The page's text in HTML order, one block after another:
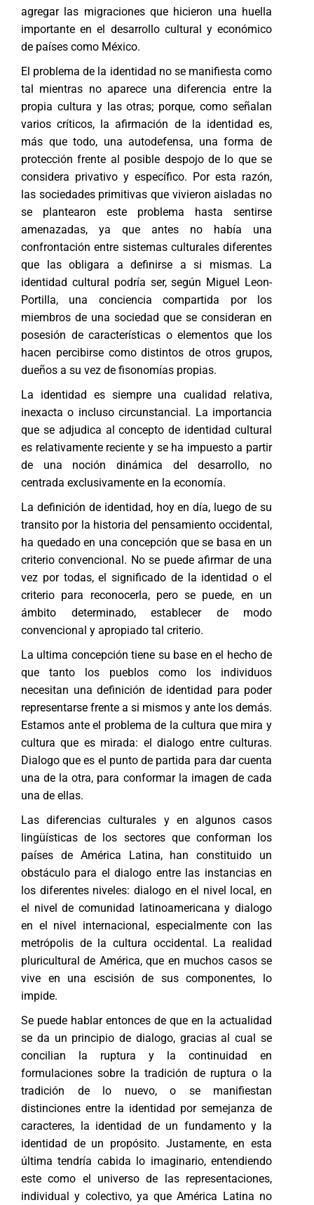
agregar las migraciones que hicieron una huella
importante en el desarrollo cultural y económico
de países como México.
El problema de la identidad no se manifiesta como
tal mientras no aparece una diferencia entre la
propia cultura y las otras; porque, como señalan
varios críticos, la afirmación de la identidad es,
más que todo, una autodefensa, una forma de
protección frente al posible despojo de lo que se
considera privativo y específico. Por esta razón,
las sociedades primitivas que vivieron aisladas no
se plantearon este problema hasta sentirse
amenazadas, ya que antes no había una
confrontación entre sistemas culturales diferentes
que las obligara a definirse a si mismas. La
identidad cultural podría ser, según Miguel Leon-
Portilla, una conciencia compartida por los
miembros de una sociedad que se consideran en
posesión de características o elementos que los
hacen percibirse como distintos de otros grupos,
dueños a su vez de fisonomías propias.
La identidad es siempre una cualidad relativa,
inexacta o incluso circunstancial. La importancia
que se adjudica al concepto de identidad cultural
es relativamente reciente y se ha impuesto a partir
de una noción dinámica del desarrollo, no
centrada exclusivamente en la economía.
La definición de identidad, hoy en día, luego de su
transito por la historia del pensamiento occidental,
ha quedado en una concepción que se basa en un
criterio convencional. No se puede afirmar de una
vez por todas, el significado de la identidad o el
criterio para reconocerla, pero se puede, en un
ámbito determinado, establecer de modo
convencional y apropiado tal criterio.
La ultima concepción tiene su base en el hecho de
que tanto los pueblos como los individuos
necesitan una definición de identidad para poder
representarse frente a si mismos y ante los demás.
Estamos ante el problema de la cultura que mira y
cultura que es mirada: el dialogo entre culturas.
Dialogo que es el punto de partida para dar cuenta
una de la otra, para conformar la imagen de cada
una de ellas.
Las diferencias culturales y en algunos casos
lingüísticas de los sectores que conforman los
países de América Latina, han constituido un
obstáculo para el dialogo entre las instancias en
los diferentes niveles: dialogo en el nivel local, en
el nivel de comunidad latinoamericana y dialogo
en el nivel internacional, especialmente con las
metrópolis de la cultura occidental. La realidad
pluricultural de América, que en muchos casos se
vive en una escisión de sus componentes, lo
impide.
Se puede hablar entonces de que en la actualidad
se da un principio de dialogo, gracias al cual se
concilian la ruptura y la continuidad en
formulaciones sobre la tradición de ruptura o la
tradición de lo nuevo, o se manifiestan
distinciones entre la identidad por semejanza de
caracteres, la identidad de un fundamento y la
identidad de un propósito. Justamente, en esta
última tendría cabida lo imaginario, entendiendo
este como el universo de las representaciones,
individual y colectivo, ya que América Latina no